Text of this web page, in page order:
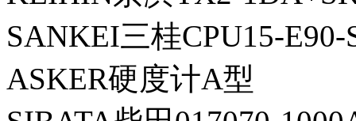
SANKEI三桂CPU15-E90-
ASKER硬度计A型